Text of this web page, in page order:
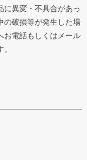
異変・不具合があっ
の破損等が発生した場
お電話もしくはメール